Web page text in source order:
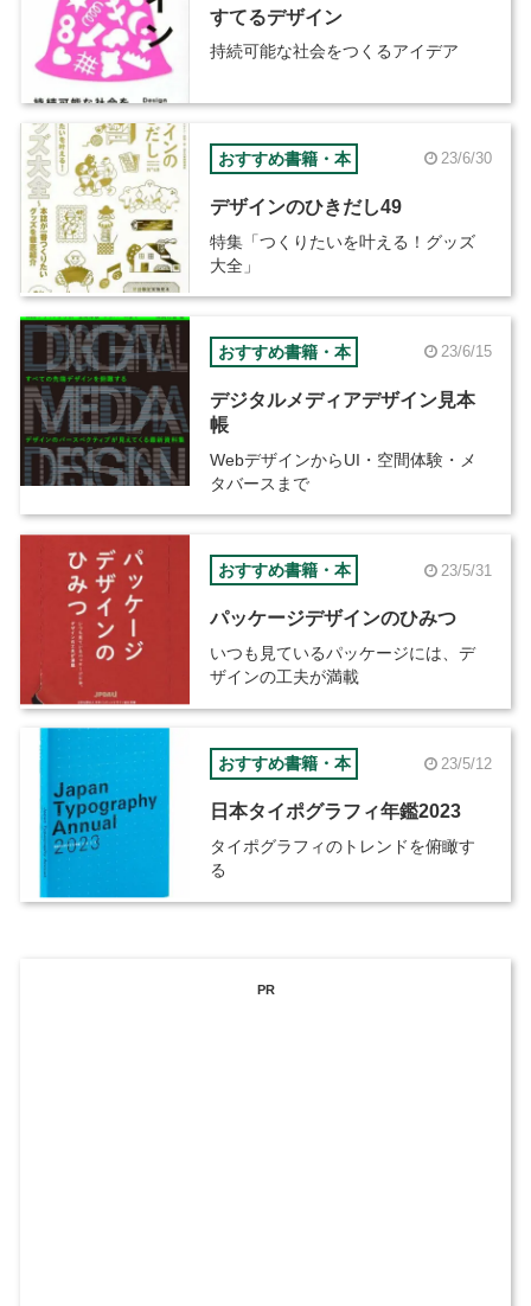
すてるデザイン
持続可能な社会をつくるアイデア
おすすめ書籍・本 23/6/30
デザインのひきだし49
特集「つくりたいを叶える！グッズ
大全」
おすすめ書籍・本 23/6/15
デジタルメディアデザイン見本
帳
WebデザインからUI・空間体験・メ
タバースまで
おすすめ書籍・本 23/5/31
パッケージデザインのひみつ
いつも見ているパッケージには、デ
ザインの工夫が満載
おすすめ書籍・本 23/5/12
日本タイポグラフィ年鑑2023
タイポグラフィのトレンドを俯瞰す
る
PR